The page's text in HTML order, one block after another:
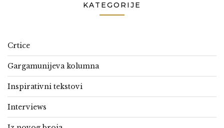
KATEGORIJE
Crtice
Gargamunijeva kolumna
Inspirativni tekstovi
Interviews